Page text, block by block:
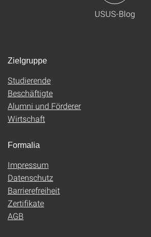
USUS-Blog
Zielgruppe
Studierende
Beschäftigte
Alumni und Förderer
Wirtschaft
Formalia
Impressum
Datenschutz
Barrierefreiheit
Zertifikate
AGB